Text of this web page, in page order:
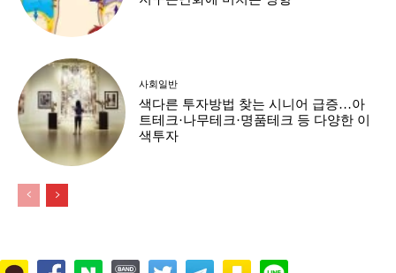
사회일반
색다른 투자방법 찾는 시니어 급증…아
트테크·나무테크·명품테크 등 다양한 이
색투자